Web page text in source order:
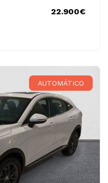
22.900€
AUTOMÁTICO